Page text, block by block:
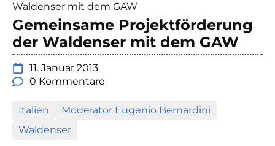
Waldenser mit dem GAW
Gemeinsame Projektförderung
der Waldenser mit dem GAW
11. Januar 2013
0 Kommentare
Italien
Moderator Eugenio Bernardini
Waldenser